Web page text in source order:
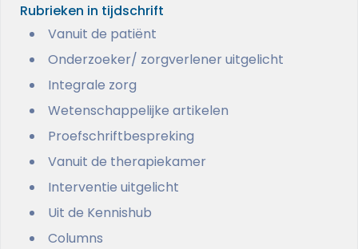
Rubrieken in tijdschrift
Vanuit de patiënt
Onderzoeker/ zorgverlener uitgelicht
Integrale zorg
Wetenschappelijke artikelen
Proefschriftbespreking
Vanuit de therapiekamer
Interventie uitgelicht
Uit de Kennishub
Columns